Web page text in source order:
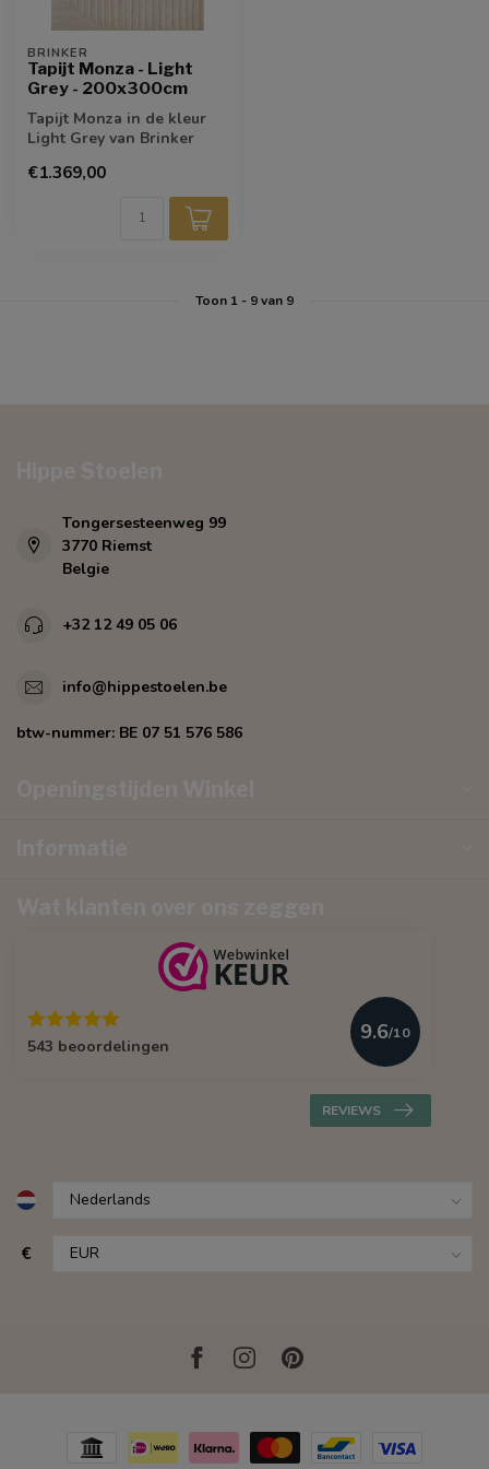
BRINKER
Tapijt Monza - Light
Grey - 200x300cm
Tapijt Monza in de kleur
Light Grey van Brinker
moderne basis...
€1.369,00
Toon 1 - 9van 9
Tongersesteenweg 99
3770 Riemst
Belgie
+32 12 49 05 06
info@hippestoelen.be
btw-nummer: BE 07 51 576 586
543 beoordelingen
9.6/10
REVIEWS
€